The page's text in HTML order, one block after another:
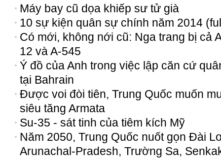
Máy bay cũ dọa khiếp sư tử già
10 sự kiện quân sự chính năm 2014
Có mới, không nới cũ: Nga trang bị cả
12 và A-545
Ý đồ của Anh trong việc lập căn cứ
tại Bahrain
Được voi đòi tiên, Trung Quốc muốn
siêu tăng Armata
Su-35 - sát tinh của tiêm kích Mỹ
Năm 2050, Trung Quốc nuốt gọn Đài
Arunachal-Pradesh, Trường Sa,